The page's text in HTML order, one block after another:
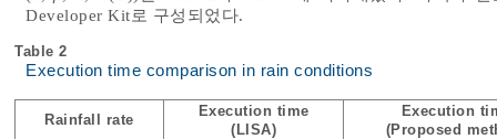
Developer Kit로 구성되었다.
Table 2
Execution time comparison in rain conditions
Rainfall rate
Execution time
(LISA)
Execution
(Proposed